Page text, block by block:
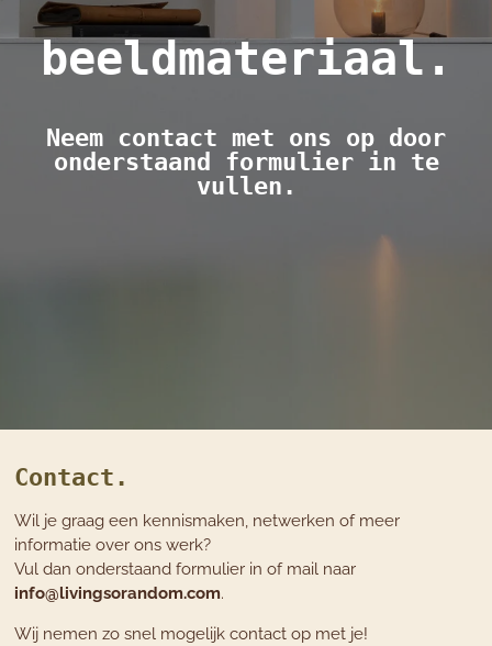
beeldmateriaal.
Neem contact met ons op door
onderstaand formulier in te
vullen.
Contact.
Wil je graag een kennismaken, netwerken of meer
informatie over ons werk?
Vul dan onderstaand formulier in of mail naar
info@livingsorandom.com.
Wij nemen zo snel mogelijk contact op met je!